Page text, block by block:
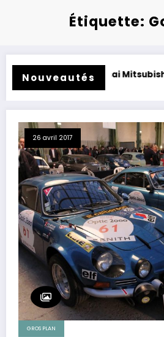
Étiquette:
Nouveautés
Essai Mitsubishi Eclipse
26 avril 2017
GROS PLAN